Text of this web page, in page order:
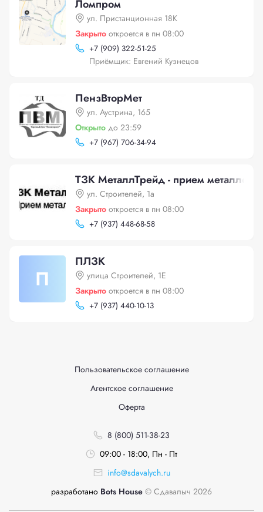
Ломпром
ул. Пристанционная 18К
Закрыто откроется в пн 08:00
+7 (909) 322-51-25
Приёмщик: Евгений Кузнецов
ПензВторМет
ул. Аустрина, 165
Открыто до 23:59
+7 (967) 706-34-94
ТЗК МеталлТрейд - прием
ул. Строителей, 1а
Закрыто откроется в пн 08:00
+7 (937) 448-68-58
П
ПЛЗК
улица Строителей, 1Е
Закрыто откроется в пн 08:00
+7 (937) 440-10-13
Пользовательское соглашение
Агентское соглашение
Оферта
8 (800) 511-38-23
09:00 - 18:00, Пн - Пт
info@sdavalych.ru
разработано Bots House © Сдавалыч 2026